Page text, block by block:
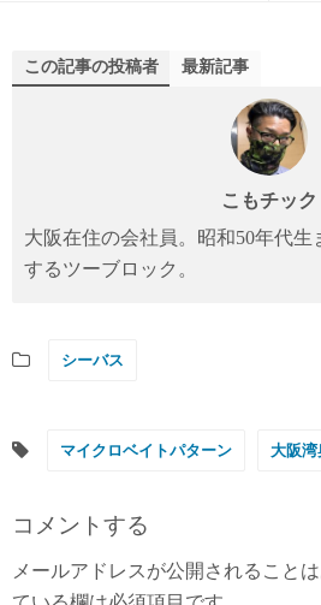
この記事の投稿者 最新記事
こもチック
大阪在住の会社員。昭和50年代生
するツーブロック。
シーバス
マイクロベイトパターン 大阪湾
コメントする
メールアドレスが公開されることは